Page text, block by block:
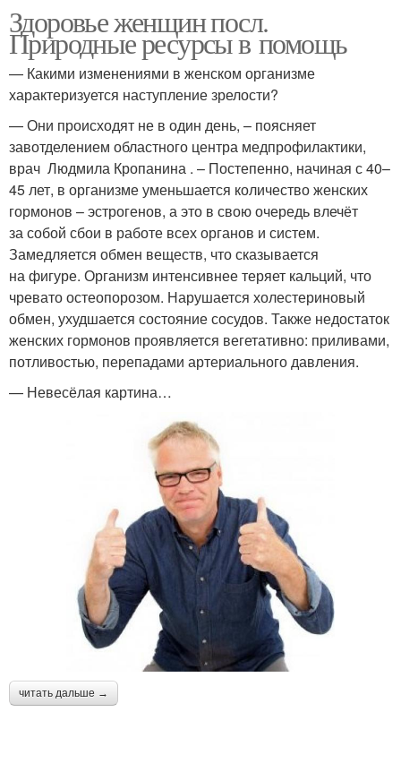
Здоровье женщин посл.
Природные ресурсы в помощь
— Какими изменениями в женском организме
характеризуется наступление зрелости?
— Они происходят не в один день, – поясняет
завотделением областного центра медпрофилактики,
врач Людмила Кропанина . – Постепенно, начиная с 40–
45 лет, в организме уменьшается количество женских
гормонов – эстрогенов, а это в свою очередь влечёт
за собой сбои в работе всех органов и систем.
Замедляется обмен веществ, что сказывается
на фигуре. Организм интенсивнее теряет кальций, что
чревато остеопорозом. Нарушается холестериновый
обмен, ухудшается состояние сосудов. Также недостаток
женских гормонов проявляется вегетативно: приливами,
потливостью, перепадами артериального давления.
— Невесёлая картина…
читать дальше →